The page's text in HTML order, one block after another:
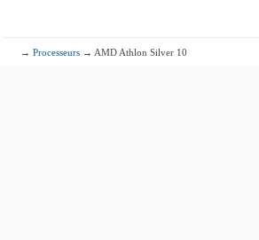
→Processeurs → AMD Athlon Silver 10